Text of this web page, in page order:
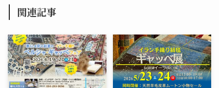
関連記事